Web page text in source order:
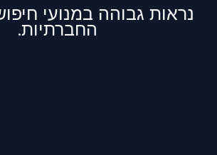
נראות גבוהה במנועי
החברתיות.